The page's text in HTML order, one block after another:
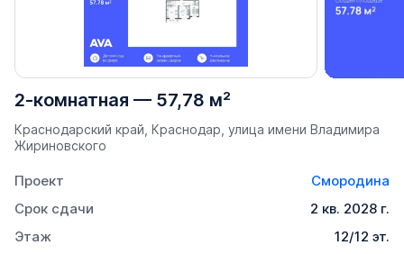
2-комнатная — 57,78 м²
Краснодарский край, Краснодар, улица имени Владимира
Жириновского
Проект
Смородина
Срок сдачи
2 кв. 2028 г.
Этаж
12/12 эт.